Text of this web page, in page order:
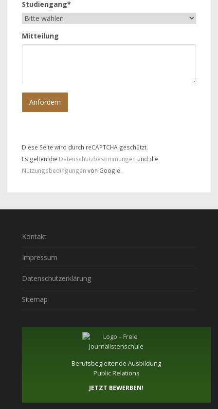
Studiengang*
Mitteilung
Diese Seite wird durch reCAPTCHA geschützt.
Es gelten die Datenschutzbestimmungen und die
Nutzungsbedingungen von Google.
Kontakt
Impressum
Datenschutzerklärung
Sitemap
Berufsbegleitende Ausbildung
Public Relations
JETZT BEWERBEN!